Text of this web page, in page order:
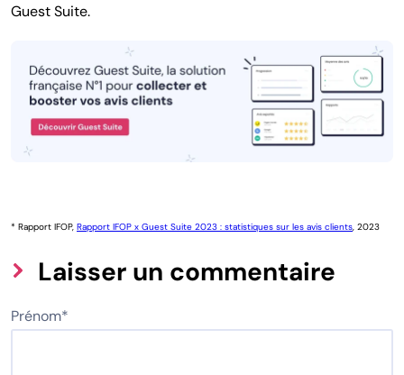
Guest Suite.
* Rapport IFOP, Rapport IFOP x Guest Suite 2023 : statistiques sur les avis clients, 2023
Laisser un commentaire
Prénom*